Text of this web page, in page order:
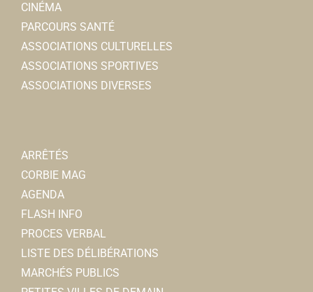
CINÉMA
PARCOURS SANTÉ
ASSOCIATIONS CULTURELLES
ASSOCIATIONS SPORTIVES
ASSOCIATIONS DIVERSES
ARRÊTÉS
CORBIE MAG
AGENDA
FLASH INFO
PROCES VERBAL
LISTE DES DÉLIBÉRATIONS
MARCHÉS PUBLICS